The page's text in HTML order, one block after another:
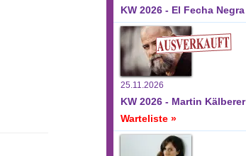
KW 2026 - El Fecha Negra
25.11.2026
KW 2026 - Martin Kälberer
Warteliste »